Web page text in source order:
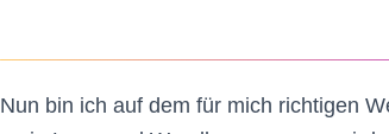
Nun bin ich auf dem für mich richtigen